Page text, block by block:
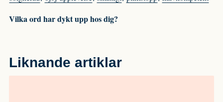
Vilka ord har dykt upp hos dig?
Liknande artiklar